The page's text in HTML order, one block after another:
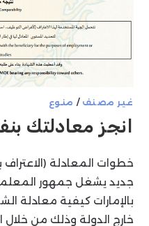
غير مصنف / منوع
انجز معادلتك بنفسك
خطوات المعادلة
جديد يشغل جمهور
بالإمارات كيفية معادلة
خارج الدولة وذلك من خلال